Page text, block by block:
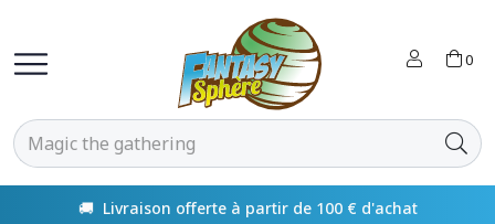
0
🚚 Livraison offerte à partir de 100 € d'achat